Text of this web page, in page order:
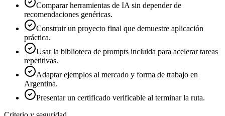
Comparar herramientas de IA sin depender de
recomendaciones genéricas.
Construir un proyecto final que demuestre aplicación
práctica.
Usar la biblioteca de prompts incluida para acelerar tareas
repetitivas.
Adaptar ejemplos al mercado y forma de trabajo en
Argentina.
Presentar un certificado verificable al terminar la ruta.